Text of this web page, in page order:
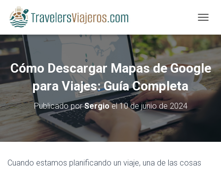
Cómo Descargar Mapas de Google
para Viajes: Guía Completa
Publicado porSergioel10 de junio de 2024
Cuando estamos planificando un viaje, una de las cosas